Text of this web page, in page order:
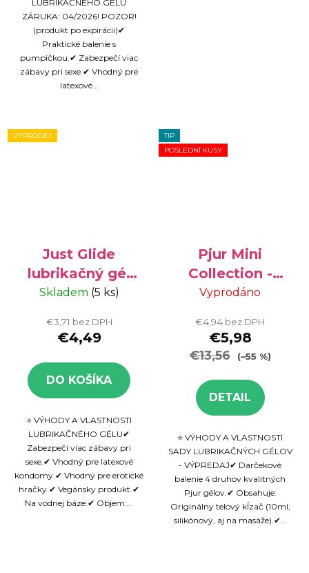
LUBRIKAČNÉHO GÉLU
ZÁRUKA: 04/2026! POZOR!
(produkt po expirácii)✔
Praktické balenie s
pumpičkou.✔ Zabezpečí viac
zábavy pri sexe.✔ Vhodný pre
latexové...
VÝPRODEJ
Just Glide
lubrikačný gél
na vodnej báze
Skladem (5 ks)
€3,71 bez DPH
€4,49
DO KOŠÍKA
⭐ VÝHODY A VLASTNOSTI
LUBRIKAČNÉHO GÉLU✔
Zabezpečí viac zábavy pri
sexe.✔ Vhodný pre latexové
kondomy.✔ Vhodný pre erotické
hračky.✔ Vegánsky produkt.✔
Na vodnej báze.✔ Objem:...
TIP
POSLEDNÍ KUSY
Pjur Mini
Collection -
lubrikačné gély,
Vyprodáno
€4,94 bez DPH
€5,98
€13,56 (–55 %)
DETAIL
⭐ VÝHODY A VLASTNOSTI
SADY LUBRIKAČNÝCH GÉLOV
- VÝPREDAJ✔ Darčekové
balenie 4 druhov kvalitných
Pjur gélov.✔ Obsahuje:
Originálny telový kĺzač (10ml,
silikónový, aj na masáže).✔...